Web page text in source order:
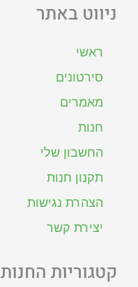
ניווט באתר
ראשי
סירטונים
מאמרים
חנות
החשבון שלי
תקנון חנות
הצהרת נגישות
יצירת קשר
קטגוריות החנות